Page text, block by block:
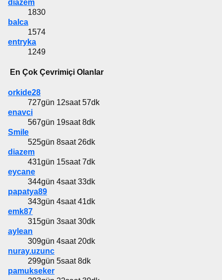
diazem
1830
balca
1574
entryka
1249
En Çok Çevrimiçi Olanlar
orkide28
727gün 12saat 57dk
enavci
567gün 19saat 8dk
Smile
525gün 8saat 26dk
diazem
431gün 15saat 7dk
eycane
344gün 4saat 33dk
papatya89
343gün 4saat 41dk
emk87
315gün 3saat 30dk
aylean
309gün 4saat 20dk
nuray.uzunc
299gün 5saat 8dk
pamukseker